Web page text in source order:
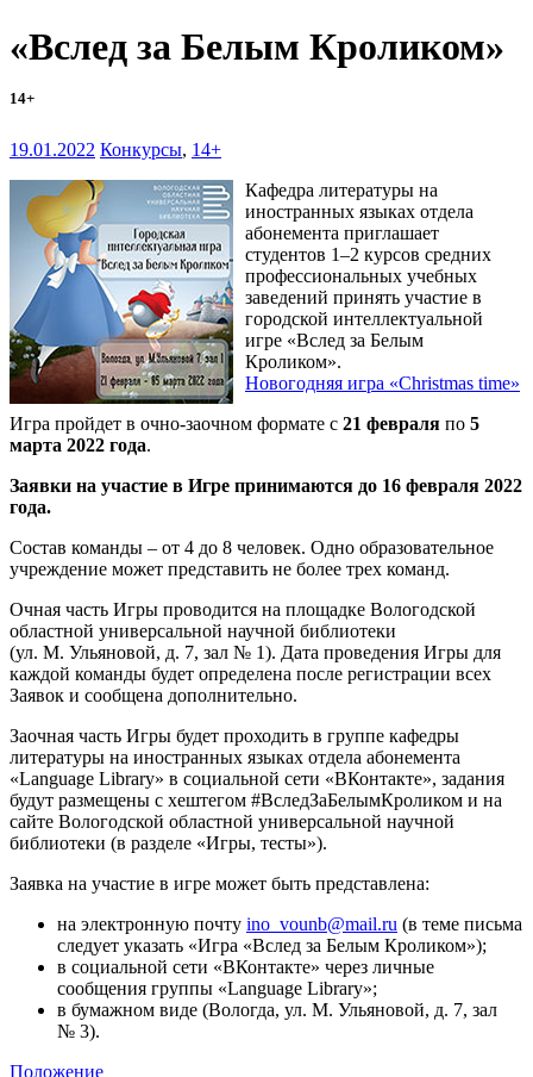
«Вслед за Белым Кроликом»
14+
19.01.2022 Конкурсы, 14+
Кафедра литературы на
иностранных языках отдела
абонемента приглашает
студентов 1–2 курсов средних
профессиональных учебных
заведений принять участие в
городской интеллектуальной
игре «Вслед за Белым
Кроликом».
Новогодняя игра «Christmas time»
Игра пройдет в очно-заочном формате с 21 февраля по 5
марта 2022 года.
Заявки на участие в Игре принимаются до 16 февраля 2022
года.
Состав команды – от 4 до 8 человек. Одно образовательное
учреждение может представить не более трех команд.
Очная часть Игры проводится на площадке Вологодской
областной универсальной научной библиотеки
(ул. М. Ульяновой, д. 7, зал № 1). Дата проведения Игры для
каждой команды будет определена после регистрации всех
Заявок и сообщена дополнительно.
Заочная часть Игры будет проходить в группе кафедры
литературы на иностранных языках отдела абонемента
«Language Library» в социальной сети «ВКонтакте», задания
будут размещены с хештегом #ВследЗаБелымКроликом и на
сайте Вологодской областной универсальной научной
библиотеки (в разделе «Игры, тесты»).
Заявка на участие в игре может быть представлена:
на электронную почту ino_vounb@mail.ru (в теме письма
следует указать «Игра «Вслед за Белым Кроликом»);
в социальной сети «ВКонтакте» через личные
сообщения группы «Language Library»;
в бумажном виде (Вологда, ул. М. Ульяновой, д. 7, зал
№ 3).
Положение